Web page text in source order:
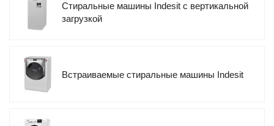
Стиральные машины Indesit с вертикальной
загрузкой
Встраиваемые стиральные машины Indesit